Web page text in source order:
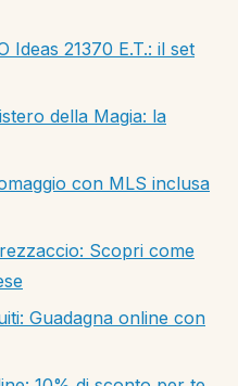
Ideas 21370 E.T.: il set
della Magia: la
con MLS inclusa
Scopri come
Guadagna online con